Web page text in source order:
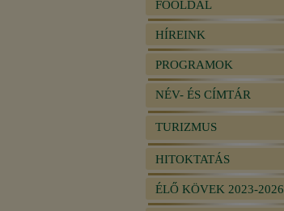
FŐOLDAL
HÍREINK
PROGRAMOK
NÉV- ÉS CÍMTÁR
TURIZMUS
HITOKTATÁS
ÉLŐ KÖVEK 2023-2026